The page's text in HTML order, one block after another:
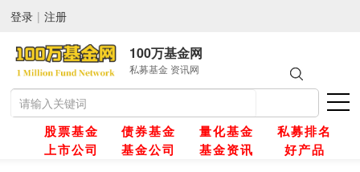
登录 | 注册
100万基金网
私募基金 资讯网
股票基金 债券基金 量化基金
私募排名
上市公司
基金公司 基金资讯 好产品